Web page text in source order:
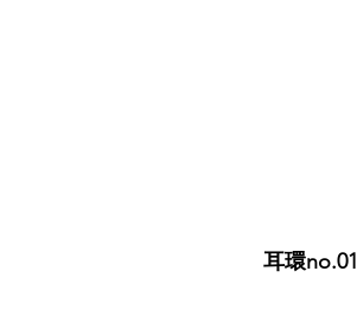
耳環no.01